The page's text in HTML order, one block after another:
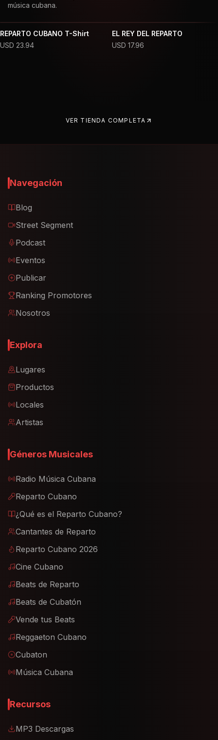
música cubana.
REPARTO CUBANO T-Shirt
USD 23.94
EL REY DEL REPARTO
USD 17.96
VER TIENDA COMPLETA
Navegación
Blog
Street Segment
Podcast
Eventos
Publicar
Ranking Promotores
Nosotros
Explora
Lugares
Productos
Locales
Artistas
Géneros Musicales
Radio Música Cubana
Reparto Cubano
¿Qué es el Reparto Cubano?
Cantantes de Reparto
Reparto Cubano 2026
Cine Cubano
Beats de Reparto
Beats de Cubatón
Vende tus Beats
Reggaeton Cubano
Cubaton
Música Cubana
Recursos
MP3 Descargas